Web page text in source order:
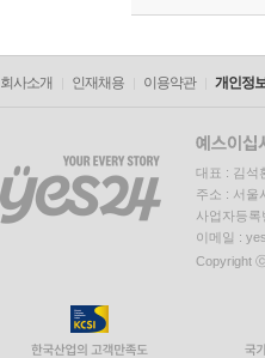
회사소개 인재채용 이용약관 개인정
대표 : 김석
주소 : 서울
사업자등
이메일 :
Copyright